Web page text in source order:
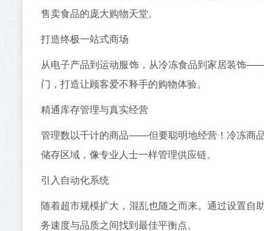
售卖食品的庞大购物天堂。
打造终极一站式商场
从电子产品到运动服饰，从冷冻食品到家居装饰
门，打造让顾客爱不释手的购物体验。
精通库存管理与真实经营
管理数以千计的商品——但要聪明地经营！冷冻商
储存区域，像专业人士一样管理供应链。
引入自动化系统
随着超市规模扩大，混乱也随之而来。通过设置自
务速度与品质之间找到最佳平衡点。